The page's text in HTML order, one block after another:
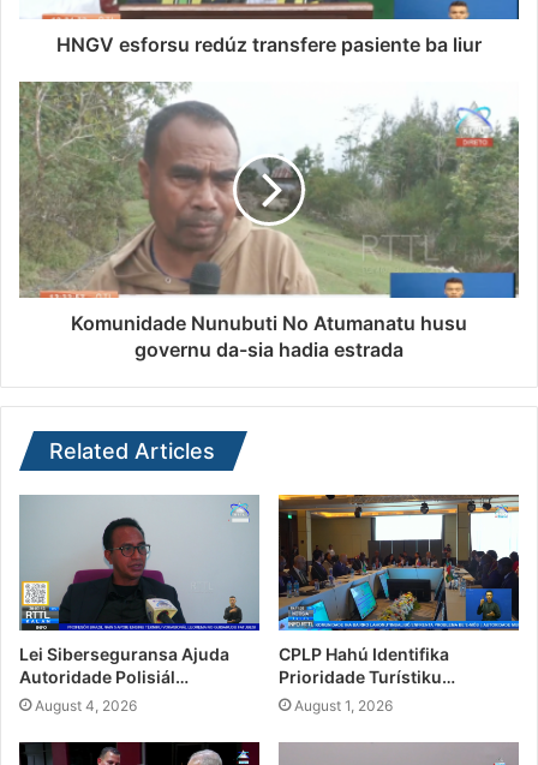
HNGV esforsu redúz transfere pasiente ba liur
Komunidade Nunubuti No Atumanatu husu
governu da-sia hadia estrada
Related Articles
Lei Siberseguransa Ajuda
Autoridade Polisiál…
August 4, 2026
CPLP Hahú Identifika
Prioridade Turístiku…
August 1, 2026